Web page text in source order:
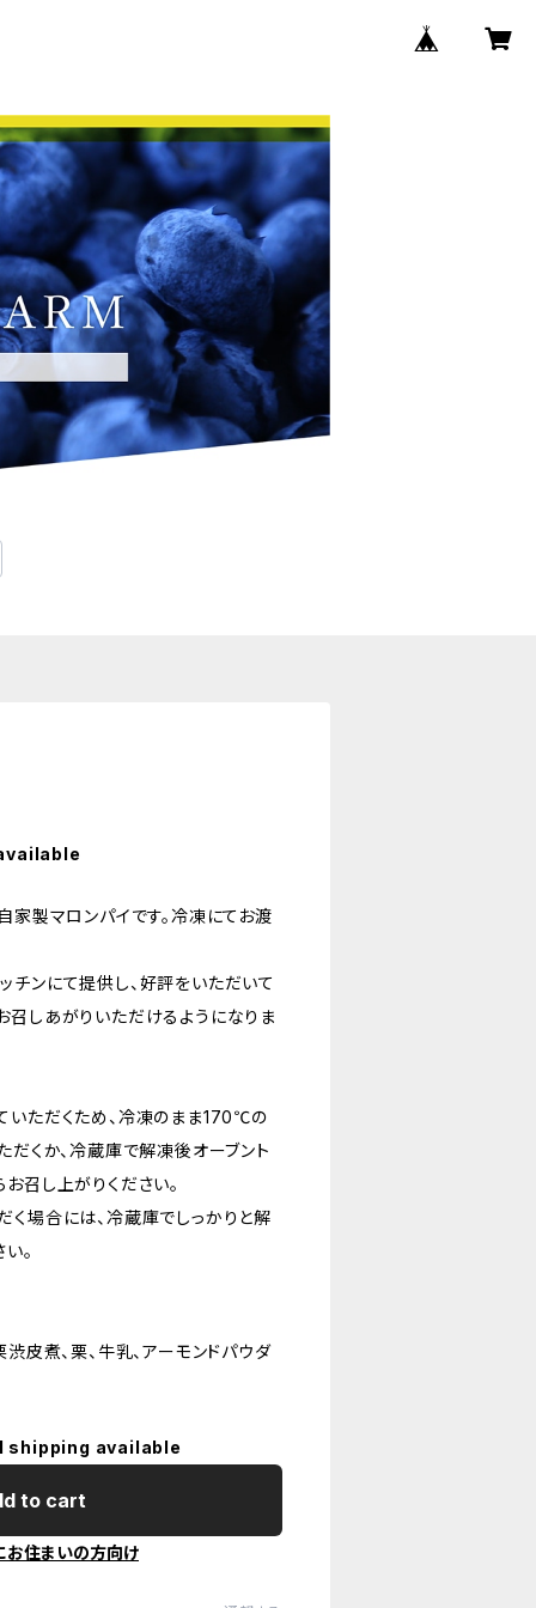
家製マロンパイです。冷凍にてお渡
チンにて提供し、好評をいただいて
召しあがりいただけるようになりま
いただくため、冷凍のまま170℃の
だくか、冷蔵庫で解凍後オーブント
召し上がりください。
く場合には、冷蔵庫でしっかりと解
。
渋皮煮、栗、牛乳、アーモンドパウダ
shipping available
to cart
お住まいの方向け